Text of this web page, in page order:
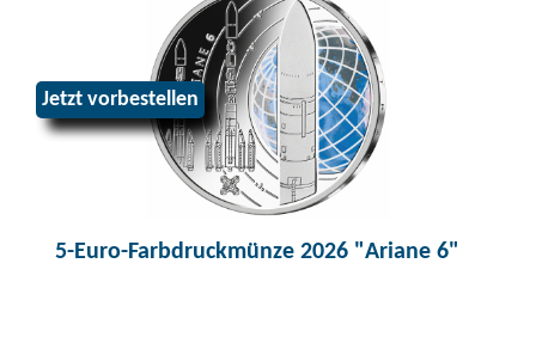
Jetzt vorbestellen
5-Euro-Farbdruckmünze 2026 "Ariane 6"